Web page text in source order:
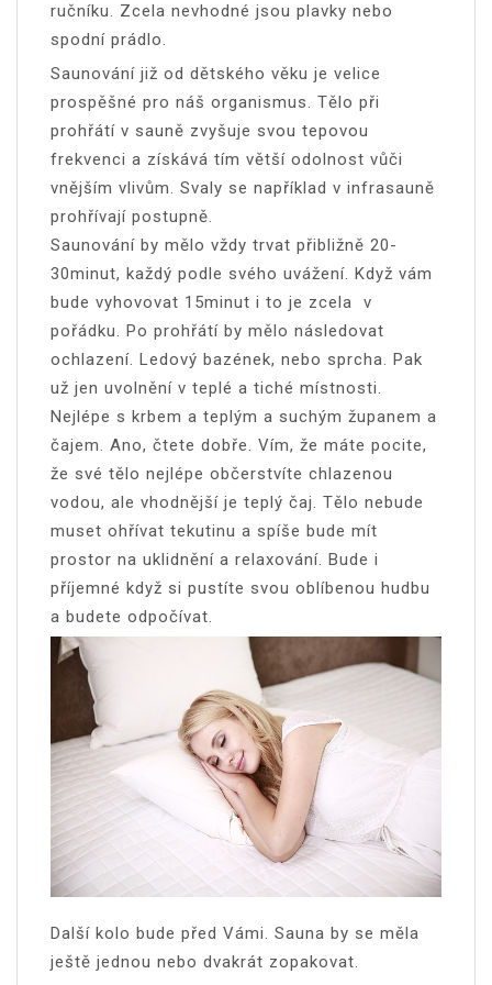
ručníku. Zcela nevhodné jsou plavky nebo
spodní prádlo.
Saunování již od dětského věku je velice
prospěšné pro náš organismus. Tělo při
prohřátí v sauně zvyšuje svou tepovou
frekvenci a získává tím větší odolnost vůči
vnějším vlivům. Svaly se například v infrasauně
prohřívají postupně.
Saunování by mělo vždy trvat přibližně 20-
30minut, každý podle svého uvážení. Když vám
bude vyhovovat 15minut i to je zcela v
pořádku. Po prohřátí by mělo následovat
ochlazení. Ledový bazének, nebo sprcha. Pak
už jen uvolnění v teplé a tiché místnosti.
Nejlépe s krbem a teplým a suchým županem a
čajem. Ano, čtete dobře. Vím, že máte pocite,
že své tělo nejlépe občerstvíte chlazenou
vodou, ale vhodnější je teplý čaj. Tělo nebude
muset ohřívat tekutinu a spíše bude mít
prostor na uklidnění a relaxování. Bude i
příjemné když si pustíte svou oblíbenou hudbu
a budete odpočívat.
Další kolo bude před Vámi. Sauna by se měla
ještě jednou nebo dvakrát zopakovat.